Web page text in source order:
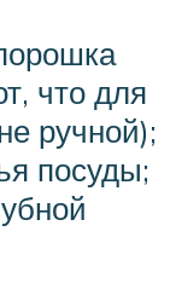
что для
ручной);
посуды;